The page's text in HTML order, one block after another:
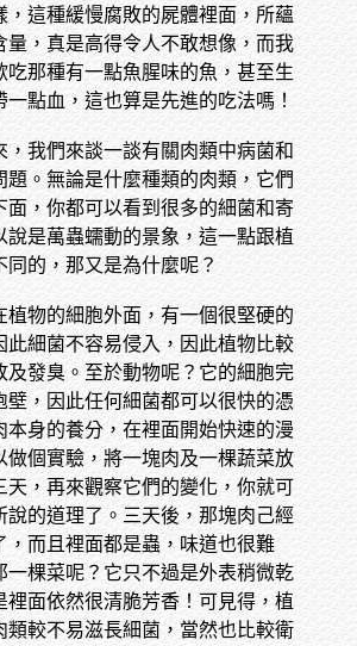
，這種緩慢腐敗的屍體裡面，所蘊
量，真是高得令人不敢想像，而我
吃那種有一點魚腥味的魚，甚至生
一點血，這也算是先進的吃法嗎！
，我們來談一談有關肉類中病菌和
題。無論是什麼種類的肉類，它們
面，你都可以看到很多的細菌和寄
說是萬蟲蠕動的景象，這一點跟植
同的，那又是為什麼呢？
植物的細胞外面，有一個很堅硬的
此細菌不容易侵入，因此植物比較
及發臭。至於動物呢？它的細胞完
壁，因此任何細菌都可以很快的憑
本身的養分，在裡面開始快速的漫
做個實驗，將一塊肉及一棵蔬菜放
天，再來觀察它們的變化，你就可
說的道理了。三天後，那塊肉己經
，而且裡面都是蟲，味道也很難
一棵菜呢？它只不過是外表稍微乾
裡面依然很清脆芳香！可見得，植
類較不易滋長細菌，當然也比較衛